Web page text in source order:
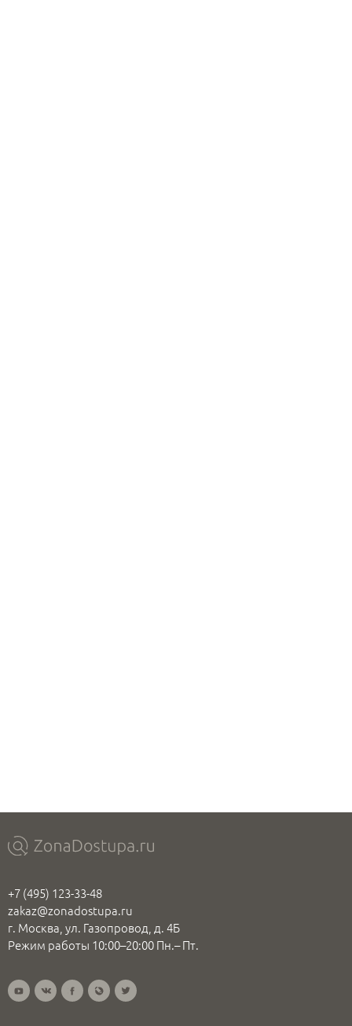
+7 (495) 123-33-48
zakaz@zonadostupa.ru
г. Москва, ул. Газопровод, д. 4Б
Режим работы 10:00–20:00 Пн.– Пт.